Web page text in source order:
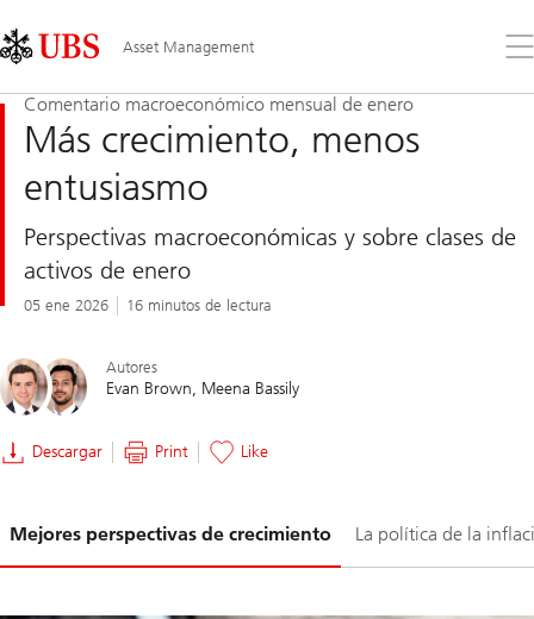
Links
Area
Asset Management
el
Comentario macroeconómico mensual de enero
Más crecimiento, menos
entusiasmo
Perspectivas macroeconómicas y sobre clases de
activos de enero
05 ene 2026 16 minutos de lectura
Autores
Evan Brown Meena Bassily
Descargar Print Like
Mejores perspectivas de crecimiento La política de la
1-